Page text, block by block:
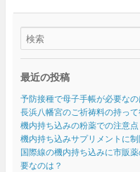
最近の投稿
予防接種で母子手帳が必要な
長浜八幡宮のご祈祷料の持っ
機内持ち込みの粉薬での注意
機内持ち込みサプリメントに
国際線の機内持ち込みに市販
要なのは？